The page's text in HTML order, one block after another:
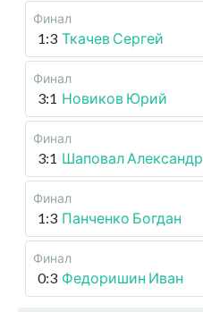
Финал
1:3 Ткачев Сергей
Финал
3:1 Новиков Юрий
Финал
3:1 Шаповал Александр
Финал
1:3 Панченко Богдан
Финал
0:3 Федоришин Иван